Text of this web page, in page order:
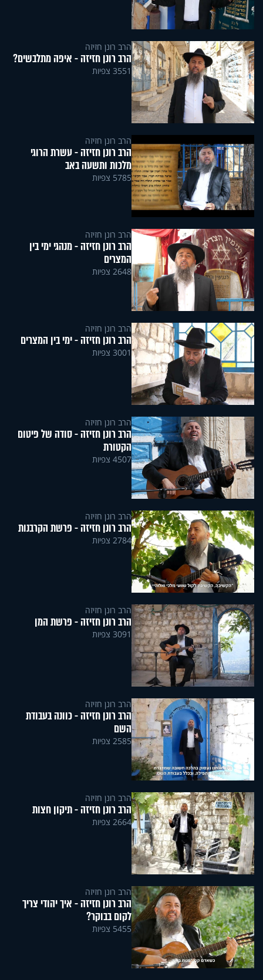
הרב רונן חזיזה
הרב רונן חזיזה - איפה מתלבשים?
3551 צפיות
הרב רונן חזיזה
הרב רונן חזיזה - עשרת הרוגי
מלכות ותשעה באב
5785 צפיות
הרב רונן חזיזה
הרב רונן חזיזה - מנהגי ימי בין
המצרים
2648 צפיות
הרב רונן חזיזה
הרב רונן חזיזה - ימי בין המצרים
3001 צפיות
הרב רונן חזיזה
הרב רונן חזיזה - סודה של פיטום
הקטורת
4507 צפיות
הרב רונן חזיזה
הרב רונן חזיזה - פרשת הקרבנות
2784 צפיות
הרב רונן חזיזה
הרב רונן חזיזה - פרשת המן
3091 צפיות
הרב רונן חזיזה
הרב רונן חזיזה - כוונה בעבודת
השם
2585 צפיות
הרב רונן חזיזה
הרב רונן חזיזה - תיקון חצות
2664 צפיות
הרב רונן חזיזה
הרב רונן חזיזה - איך יהודי צריך
לקום בבוקר?
5455 צפיות